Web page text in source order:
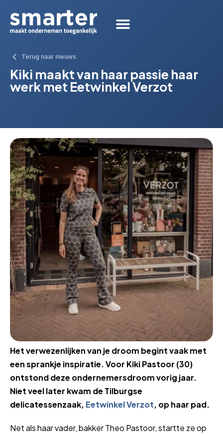
Terug naar nieuws
Kiki maakt van haar passie haar
werk met Eetwinkel Verzot
Het verwezenlijken van je droom begint vaak met
een sprankje inspiratie. Voor Kiki Pastoor (30)
ontstond deze ondernemersdroom vorig jaar.
Niet veel later kwam de Tilburgse
delicatessenzaak, Eetwinkel Verzot, op haar pad.
Net als haar vader, bakker Theo Pastoor, startte ze op